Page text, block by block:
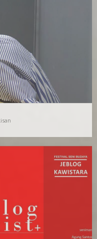
yang…
satu rangkaian dari
2018” yang